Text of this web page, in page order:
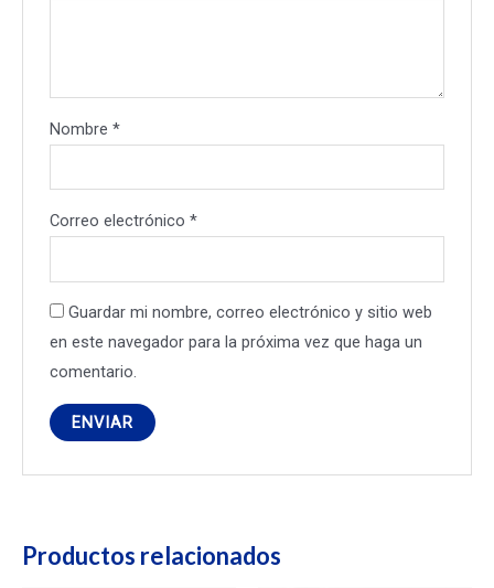
Nombre*
Correo electrónico*
Guardar mi nombre, correo electrónico y sitio web
en este navegador para la próxima vez que haga un
comentario.
Productos relacionados